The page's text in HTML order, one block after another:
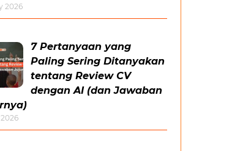
2026
7 Pertanyaan yang
Paling Sering Ditanyakan
tentang Review CV
dengan AI (dan Jawaban